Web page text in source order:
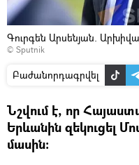
Գուրգեն Արսենյան.
© Sputnik
Բաժանորդագրվել
Նշվում է, որ
Երևանին զեկուցել
մասին: